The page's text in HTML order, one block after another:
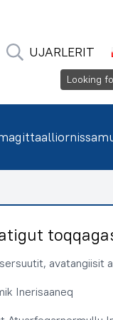
UJARLERIT
avatangiisit
Inerisaaneq
Looking